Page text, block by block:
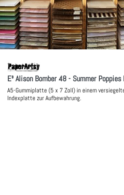
E³ Alison Bomber 48 - Summer
A5-Gummiplatte (5 x 7 Zoll) in einem
Indexplatte zur Aufbewahrung.